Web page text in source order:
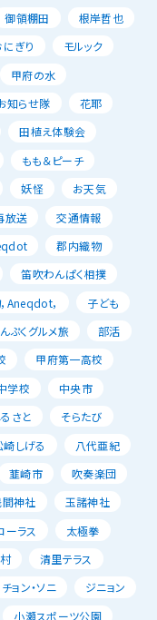
御領棚田
根岸哲也
ぎり
モルック
甲府の水
知らせ隊
花耶
田植え体験会
もも＆ピーチ
妖怪
お天気
放送
交通情報
郡内織物
笛吹わんぱく相撲
Aneqdot，
子ども
ぷくグルメ旅
部活
甲府第一高校
学校
中央市
さと
そらたび
崎しげる
八代亜紀
韮崎市
吹奏楽団
神社
玉諸神社
ーラス
太極拳
清里テラス
チョン・ソニ
ジニョン
小瀬スポーツ公園